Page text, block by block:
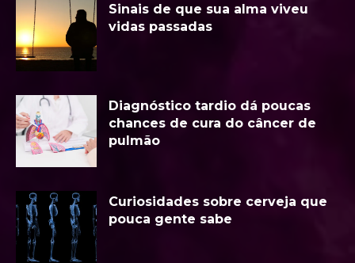
Sinais de que sua alma viveu
vidas passadas
Diagnóstico tardio dá poucas
chances de cura do câncer de
pulmão
Curiosidades sobre cerveja que
pouca gente sabe